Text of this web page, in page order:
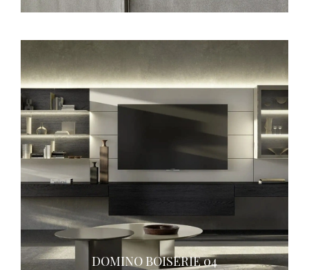
DOMINO BOISERIE 04